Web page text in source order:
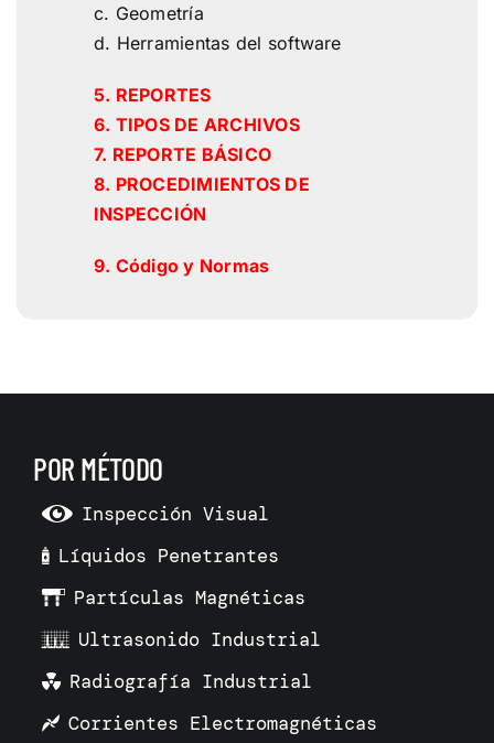
c. Geometría
d. Herramientas del software
5. REPORTES
6. TIPOS DE ARCHIVOS
7. REPORTE BÁSICO
8. PROCEDIMIENTOS DE
INSPECCIÓN
9. Código y Normas
POR MÉTODO
Inspección Visual
Líquidos Penetrantes
Partículas Magnéticas
Ultrasonido Industrial
Radiografía Industrial
Corrientes Electromagnéticas